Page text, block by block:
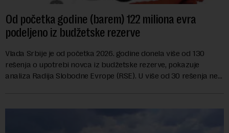
Od početka godine (barem) 122 miliona evra
podeljeno iz budžetske rezerve
Vlada Srbije je od početka 2026. godine donela više od 130
rešenja o upotrebi novca iz budžetske rezerve, pokazuje
analiza Radija Slobodne Evrope (RSE). U više od 30 rešenja ne